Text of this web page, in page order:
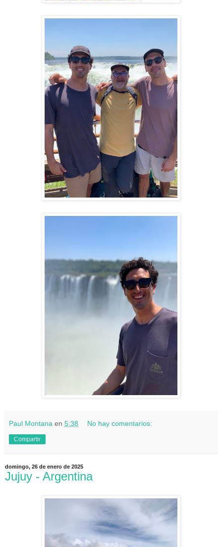
Paul Montana en 5:38 No hay comentarios:
Compartir
domingo, 26 de enero de 2025
Jujuy - Argentina